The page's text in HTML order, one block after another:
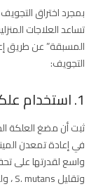
بمجرد اختراق
تساعد العلاجات
المسبقة” عن طريق
التجويف:
1. استخدام علكة خالية من السكر :
ثبت أن مضغ العلكة
في إعادة تمعدن
واسع لقدرتها على
وتقليل S. mutans ، ولكن هناك حاجة إلى دراسات طويلة الأجل.